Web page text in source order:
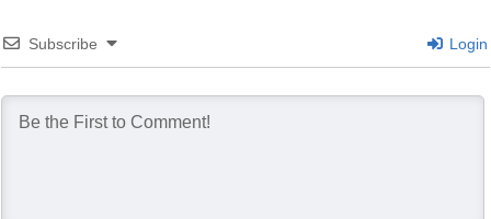
Subscribe Login